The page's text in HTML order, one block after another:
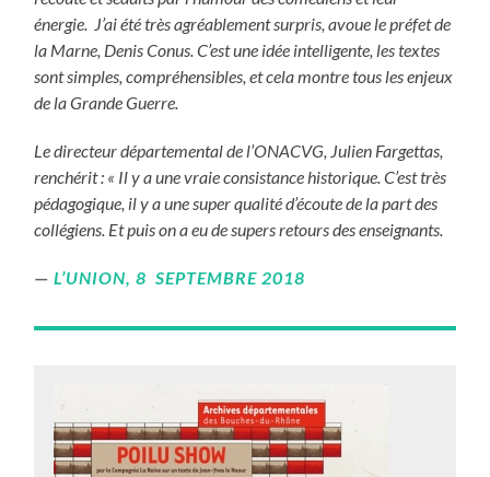
énergie. J’ai été très agréablement surpris, avoue le préfet de
la Marne, Denis Conus. C’est une idée intelligente, les textes
sont simples, compréhensibles, et cela montre tous les enjeux
de la Grande Guerre.
Le directeur départemental de l’ONACVG, Julien Fargettas,
renchérit : « Il y a une vraie consistance historique. C’est très
pédagogique, il y a une super qualité d’écoute de la part des
collégiens. Et puis on a eu de supers retours des enseignants.
L’UNION, 8 SEPTEMBRE 2018